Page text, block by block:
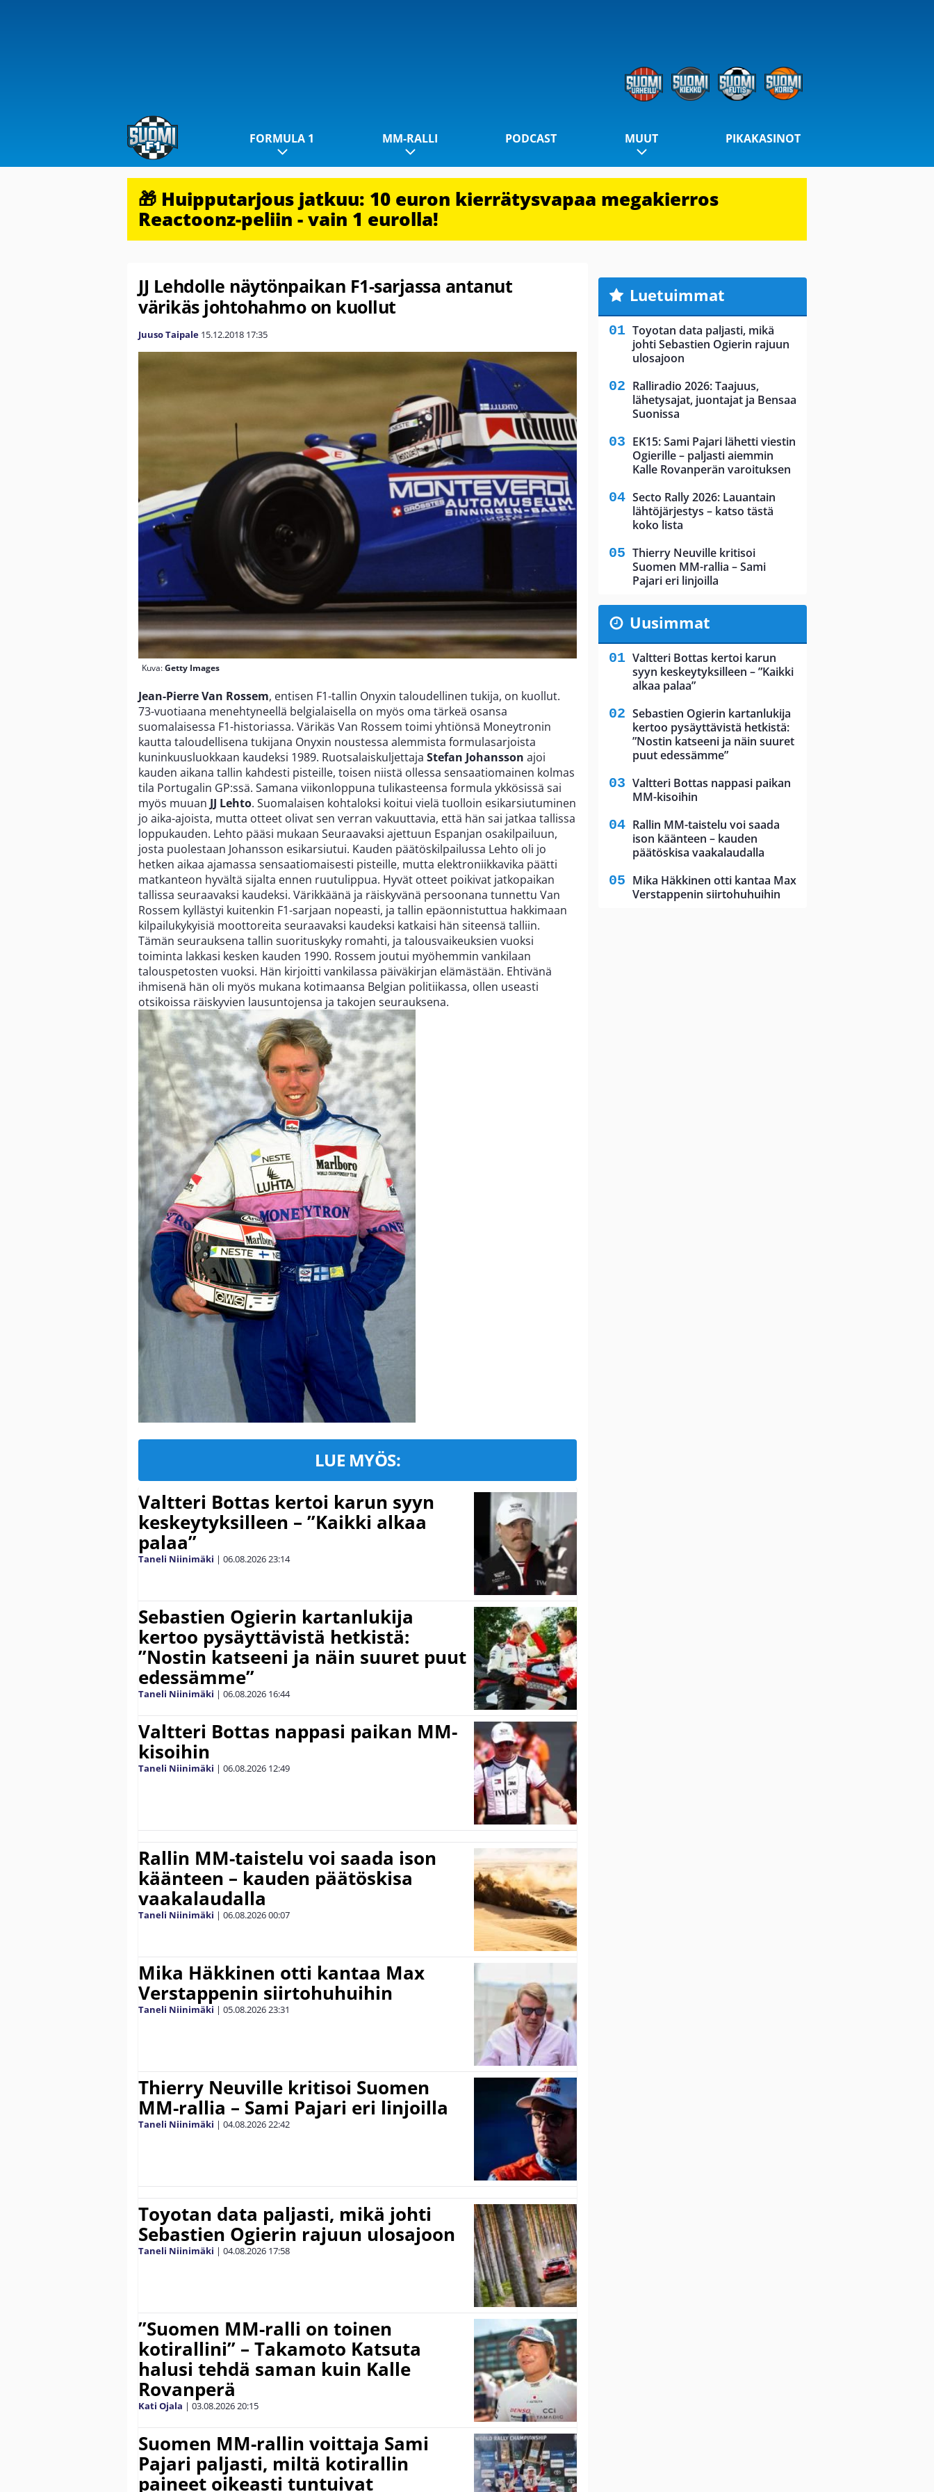
FORMULA 1 MM-RALLI PODCAST MUUT PIKAKASINOT
🎁 Huipputarjous jatkuu: 10 euron kierrätysvapaa megakierros
Reactoonz-peliin - vain 1 eurolla!
JJ Lehdolle näytönpaikan F1-sarjassa antanut
värikäs johtohahmo on kuollut
Juuso Taipale 15.12.2018 17:35
Kuva:Getty Images
Jean-Pierre Van Rossem, entisen F1-tallin Onyxin taloudellinen tukija, on kuollut.
73-vuotiaana menehtyneellä belgialaisella on myös oma tärkeä osansa
suomalaisessa F1-historiassa. Värikäs Van Rossem toimi yhtiönsä Moneytronin
kautta taloudellisena tukijana Onyxin noustessa alemmista formulasarjoista
kuninkuusluokkaan kaudeksi 1989. Ruotsalaiskuljettaja Stefan Johansson ajoi
kauden aikana tallin kahdesti pisteille, toisen niistä ollessa sensaatiomainen kolmas
tila Portugalin GP:ssä. Samana viikonloppuna tulikasteensa formula ykkösissä sai
myös muuan JJ Lehto. Suomalaisen kohtaloksi koitui vielä tuolloin esikarsiutuminen
jo aika-ajoista, mutta otteet olivat sen verran vakuuttavia, että hän sai jatkaa tallissa
loppukauden. Lehto pääsi mukaan Seuraavaksi ajettuun Espanjan osakilpailuun,
josta puolestaan Johansson esikarsiutui. Kauden päätöskilpailussa Lehto oli jo
hetken aikaa ajamassa sensaatiomaisesti pisteille, mutta elektroniikkavika päätti
matkanteon hyvältä sijalta ennen ruutulippua. Hyvät otteet poikivat jatkopaikan
tallissa seuraavaksi kaudeksi. Värikkäänä ja räiskyvänä persoonana tunnettu Van
Rossem kyllästyi kuitenkin F1-sarjaan nopeasti, ja tallin epäonnistuttua hakkimaan
kilpailukykyisiä moottoreita seuraavaksi kaudeksi katkaisi hän siteensä talliin.
Tämän seurauksena tallin suorituskyky romahti, ja talousvaikeuksien vuoksi
toiminta lakkasi kesken kauden 1990. Rossem joutui myöhemmin vankilaan
talouspetosten vuoksi. Hän kirjoitti vankilassa päiväkirjan elämästään. Ehtivänä
ihmisenä hän oli myös mukana kotimaansa Belgian politiikassa, ollen useasti
otsikoissa räiskyvien lausuntojensa ja takojen seurauksena.
LUE MYÖS:
Valtteri Bottas kertoi karun syyn
keskeytyksilleen – ”Kaikki alkaa
palaa”
Taneli Niinimäki | 06.08.202623:14
Sebastien Ogierin kartanlukija
kertoo pysäyttävistä hetkistä:
”Nostin katseeni ja näin suuret puut
edessämme”
Taneli Niinimäki | 06.08.2026 16:44
Valtteri Bottas nappasi paikan MM-
kisoihin
Taneli Niinimäki | 06.08.2026 12:49
Rallin MM-taistelu voi saada ison
käänteen – kauden päätöskisa
vaakalaudalla
Taneli Niinimäki | 06.08.202600:07
Mika Häkkinen otti kantaa Max
Verstappenin siirtohuhuihin
Taneli Niinimäki | 05.08.202623:31
Thierry Neuville kritisoi Suomen
MM-rallia – Sami Pajari eri linjoilla
Taneli Niinimäki | 04.08.202622:42
Toyotan data paljasti, mikä johti
Sebastien Ogierin rajuun ulosajoon
Taneli Niinimäki | 04.08.2026 17:58
”Suomen MM-ralli on toinen
kotirallini” – Takamoto Katsuta
halusi tehdä saman kuin Kalle
Rovanperä
Kati Ojala | 03.08.202620:15
Suomen MM-rallin voittaja Sami
Pajari paljasti, miltä kotirallin
paineet oikeasti tuntuivat
Luetuimmat
Toyotan data paljasti, mikä
johti Sebastien Ogierin rajuun
ulosajoon
Ralliradio 2026: Taajuus,
lähetysajat, juontajat ja Bensaa
Suonissa
EK15: Sami Pajari lähetti viestin
Ogierille – paljasti aiemmin
Kalle Rovanperän varoituksen
Secto Rally 2026: Lauantain
lähtöjärjestys – katso tästä
koko lista
Thierry Neuville kritisoi
Suomen MM-rallia – Sami
Pajari eri linjoilla
Uusimmat
Valtteri Bottas kertoi karun
syyn keskeytyksilleen – ”Kaikki
alkaa palaa”
Sebastien Ogierin kartanlukija
kertoo pysäyttävistä hetkistä:
”Nostin katseeni ja näin suuret
puut edessämme”
Valtteri Bottas nappasi paikan
MM-kisoihin
Rallin MM-taistelu voi saada
ison käänteen – kauden
päätöskisa vaakalaudalla
Mika Häkkinen otti kantaa Max
Verstappenin siirtohuhuihin